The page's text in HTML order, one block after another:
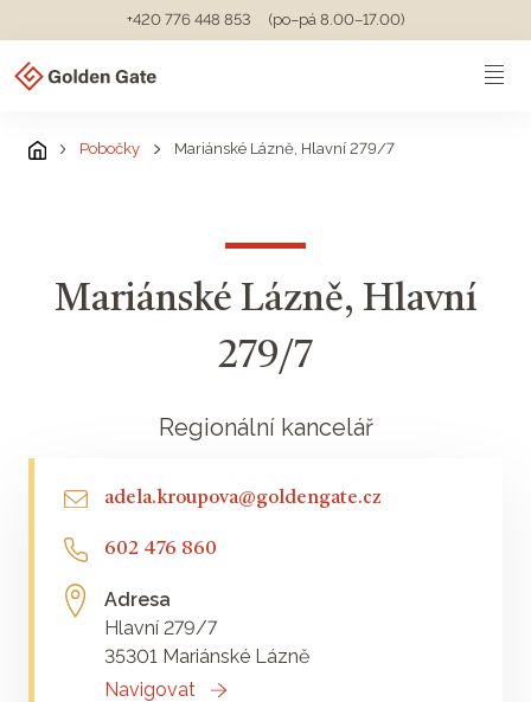
+420 776 448 853 (po–pá 8.00–17.00)
Pobočky Mariánské Lázně, Hlavní 279/7
Mariánské Lázně, Hlavní
279/7
Regionální kancelář
adela.kroupova@goldengate.cz
602 476 860
Adresa
Hlavní 279/7
35301 Mariánské Lázně
Navigovat